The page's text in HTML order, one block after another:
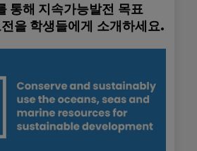
통해 지속가능발전 목표
을 학생들에게 소개하세요.